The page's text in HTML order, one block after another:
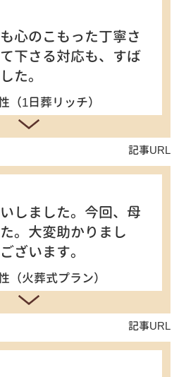
心のこもった丁寧さ
下さる対応も、すば
た。
1日葬リッチ）
記事URL
しました。今回、母
。大変助かりまし
ざいます。
火葬式プラン）
記事URL